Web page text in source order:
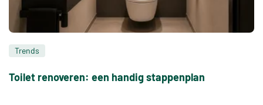
Trends
Toilet renoveren: een handig stappenplan